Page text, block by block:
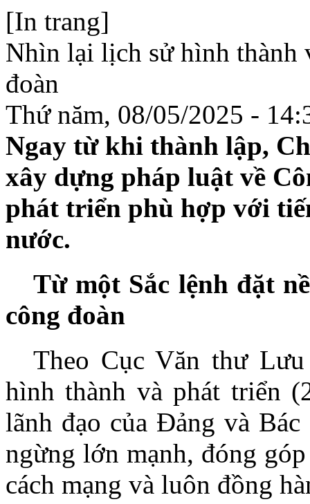
[In trang]
Nhìn lại lịch sử hình thành
đoàn
Thứ năm, 08/05/2025 -
Ngay từ khi thành lập,
xây dựng pháp luật về
phát triển phù hợp với
nước.
Từ một Sắc lệnh đặt
công đoàn
Theo Cục Văn thư
hình thành và phát triển
lãnh đạo của Đảng và
ngừng lớn mạnh, đóng
cách mạng và luôn đồng